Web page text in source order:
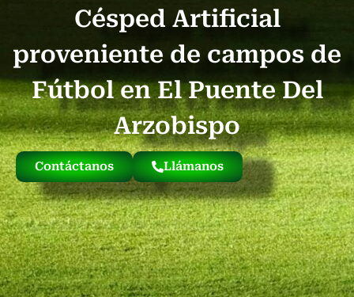
Césped Artificial
proveniente de campos de
Fútbol en El Puente Del
Arzobispo
Contáctanos Llámanos